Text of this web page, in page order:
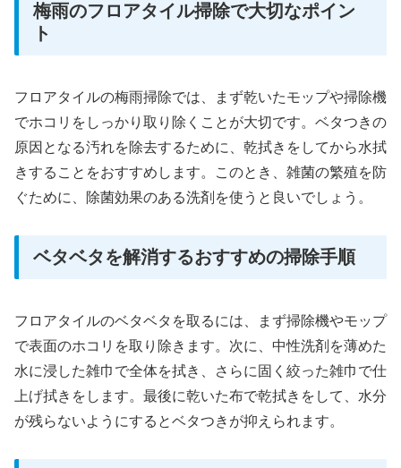
梅雨のフロアタイル掃除で大切なポイン
ト
フロアタイルの梅雨掃除では、まず乾いたモップや掃除機
でホコリをしっかり取り除くことが大切です。ベタつきの
原因となる汚れを除去するために、乾拭きをしてから水拭
きすることをおすすめします。このとき、雑菌の繁殖を防
ぐために、除菌効果のある洗剤を使うと良いでしょう。
ベタベタを解消するおすすめの掃除手順
フロアタイルのベタベタを取るには、まず掃除機やモップ
で表面のホコリを取り除きます。次に、中性洗剤を薄めた
水に浸した雑巾で全体を拭き、さらに固く絞った雑巾で仕
上げ拭きをします。最後に乾いた布で乾拭きをして、水分
が残らないようにするとベタつきが抑えられます。